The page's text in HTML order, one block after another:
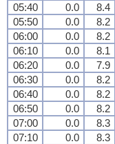
05:40
0.0 8.4
05:50
0.0 8.2
06:00
0.0 8.2
06:10
0.0 8.1
06:20
0.0 7.9
06:30
0.0 8.2
06:40
0.0 8.2
06:50
0.0 8.2
07:00
0.0 8.3
07:10
0.0 8.3